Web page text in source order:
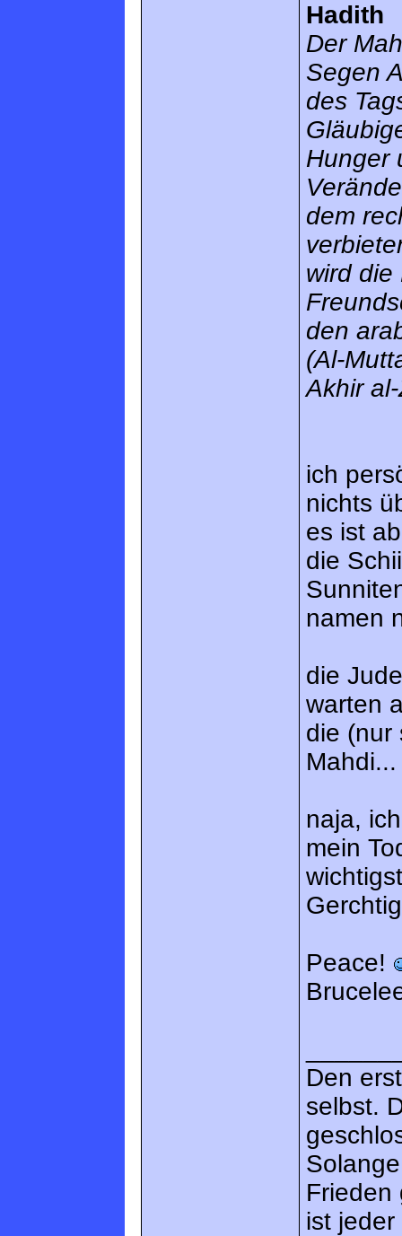
Hadith
Der
Segen
des
Hunger
dem
wird die
den
(Al-
Akhir
ich
nichts
es ist
die
namen
die
warten
die (nur
Mahdi...
naja,
mein
Peace!
Den
selbst.
Frieden
ist